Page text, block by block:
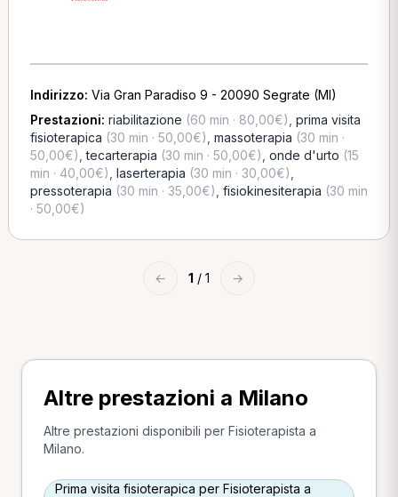
Indirizzo: Via Gran Paradiso 9 - 20090 Segrate (MI)
Prestazioni: riabilitazione (60 min · 80,00€) prima visita
fisioterapica (30 min · 50,00€) massoterapia (30 min ·
50,00€) ,tecarterapia (30 min · 50,00€) onde d'urto (15
min · 40,00€) laserterapia (30 min · 30,00€)
pressoterapia (30 min · 35,00€) fisiokinesiterapia (30 min
· 50,00€)
← 1 / 1 →
Altre prestazioni a Milano
Altre prestazioni disponibili per Fisioterapista a
Milano.
Prima visita fisioterapica per Fisioterapista a